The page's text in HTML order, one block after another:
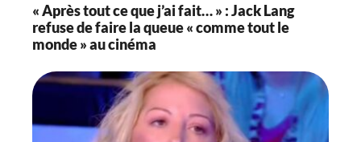
« Après tout ce que j’ai fait… » : Jack Lang
refuse de faire la queue « comme tout le
monde » au cinéma